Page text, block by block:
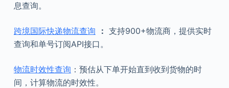
息查询。
跨境国际快递物流查询 ： 支持900+物流商，提供实时
查询和单号订阅API接口。
物流时效性查询 ：预估从下单开始直到收到货物的时
间，计算物流的时效性。